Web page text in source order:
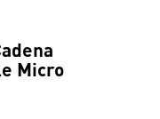
Micro